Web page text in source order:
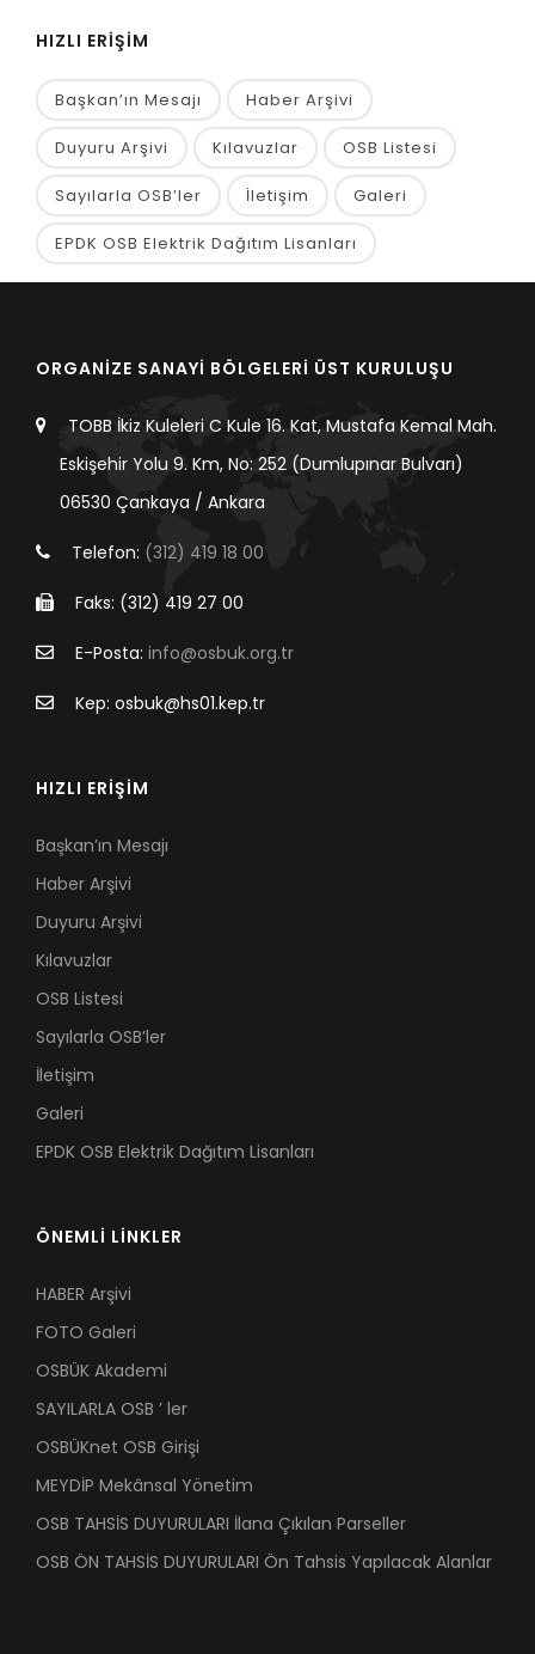
HIZLI ERİŞİM
Başkan’ın Mesajı Haber Arşivi
Duyuru Arşivi Kılavuzlar OSB Listesi
Sayılarla OSB’ler İletişim Galeri
EPDK OSB Elektrik Dağıtım Lisanları
ORGANİZE SANAYİ BÖLGELERİ ÜST KURULUŞU
TOBB İkiz Kuleleri C Kule 16. Kat, Mustafa Kemal Mah.
Eskişehir Yolu 9. Km, No: 252 (Dumlupınar Bulvarı)
06530 Çankaya / Ankara
Telefon: (312) 419 18 00
Faks: (312) 419 27 00
E-Posta: info@osbuk.org.tr
Kep: osbuk@hs01.kep.tr
HIZLI ERİŞİM
Başkan’ın Mesajı
Haber Arşivi
Duyuru Arşivi
Kılavuzlar
OSB Listesi
Sayılarla OSB’ler
İletişim
Galeri
EPDK OSB Elektrik Dağıtım Lisanları
ÖNEMLİ LİNKLER
HABER Arşivi
FOTO Galeri
OSBÜK Akademi
SAYILARLA OSB ’ ler
OSBÜKnet OSB Girişi
MEYDİP Mekânsal Yönetim
OSB TAHSİS DUYURULARI İlana Çıkılan Parseller
OSB ÖN TAHSİS DUYURULARI Ön Tahsis Yapılacak Alanlar